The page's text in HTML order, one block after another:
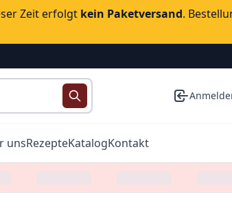
Zeit erfolgt kein Paketversand.
unsRezepteKatalogKontakt